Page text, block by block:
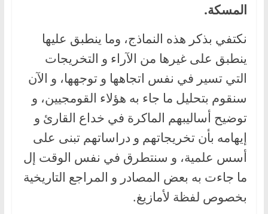
المسكة.
نكتفي بذكر هذه النماذج، وما ينطبق عليها
ينطبق على غيرها من الآراء و التخريجات
التي تسير في نفس اتجاهها و توجهها، و الآن
سنقوم بتحليل ما جاء به هؤلاء القومجيين، و
توضيح أساليبهم الماكرة في خداع القارئ و
إيهامه بأن تخريجاتهم و دراساتهم تبنى على
أسس علمية، و سنتطرق في نفس الوقت إل
ما جاءت به بعض المصادر و المراجع التاريخية
بخصوص لفظة لأمازيغ.